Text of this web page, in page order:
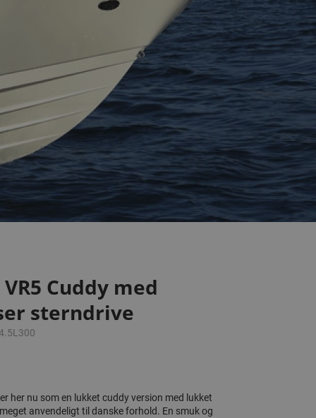
Cuddy med
sterndrive
her nu som en lukket cuddy version med lukket
anvendeligt til danske forhold. En smuk og